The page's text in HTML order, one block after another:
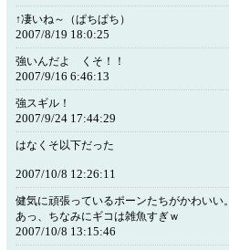
↑凄いね～（ぱちぱち）
2007/8/19 18:0:25
強いんだよ くそ！！
2007/9/16 6:46:13
強スギル！
2007/9/24 17:44:29
はなくそ以下だった
2007/10/8 12:26:11
健気に頑張っているポーンたちがかわいい。
あっ、ちなみにギコは雑魚すぎｗ
2007/10/8 13:15:46